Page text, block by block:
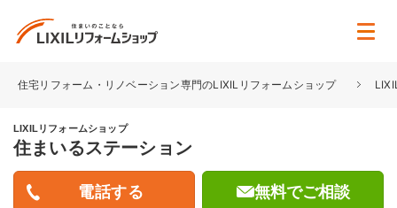
住宅リフォーム・リノベーション専門のLIXILリフォームショップ
LIXILリフォームショップ
住まいるステーション
無料でご相談